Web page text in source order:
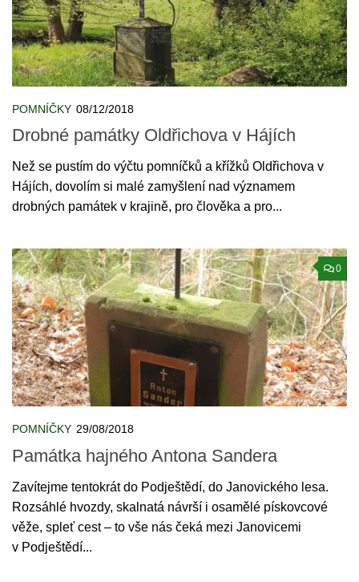
POMNÍČKY 08/12/2018
Drobné památky Oldřichova v Hájích
Než se pustím do výčtu pomníčků a křížků Oldřichova v
Hájích, dovolím si malé zamyšlení nad významem
drobných památek v krajině, pro člověka a pro...
0
POMNÍČKY 29/08/2018
Památka hajného Antona Sandera
Zavítejme tentokrát do Podještědí, do Janovického lesa.
Rozsáhlé hvozdy, skalnatá návrší i osamělé pískovcové
věže, spleť cest – to vše nás čeká mezi Janovicemi
v Podještědí...